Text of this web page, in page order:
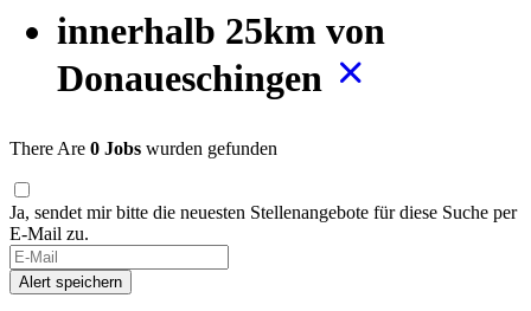
innerhalb 25km von
Donaueschingen
There Are 0 Jobs wurden gefunden
Ja, sendet mir bitte die neuesten Stellenangebote für diese Suche per
E-Mail zu.
Alert speichern